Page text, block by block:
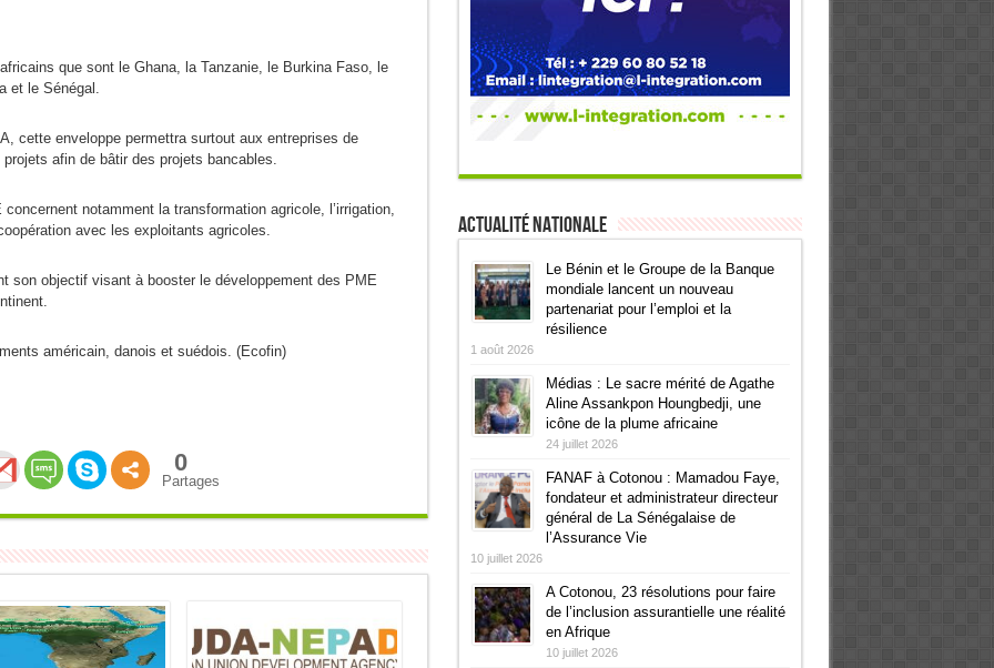
que sont le Ghana, la Tanzanie, le Burkina Faso, le
et le Sénégal.
cette enveloppe permettra surtout aux entreprises de
afin de bâtir des projets bancables.
notamment la transformation agricole, l’irrigation,
avec les exploitants agricoles.
son objectif visant à booster le développement des PME
américain, danois et suédois. (Ecofin)
0
Partages
Actualité Nationale
Le Bénin et le Groupe de la Banque
mondiale lancent un nouveau
partenariat pour l’emploi et la
résilience
1 août 2026
Médias : Le sacre mérité de Agathe
Aline Assankpon Houngbedji, une
icône de la plume africaine
24 juillet 2026
FANAF à Cotonou : Mamadou Faye,
fondateur et administrateur directeur
général de La Sénégalaise de
l’Assurance Vie
10 juillet 2026
A Cotonou, 23 résolutions pour faire
de l’inclusion assurantielle une réalité
en Afrique
10 juillet 2026